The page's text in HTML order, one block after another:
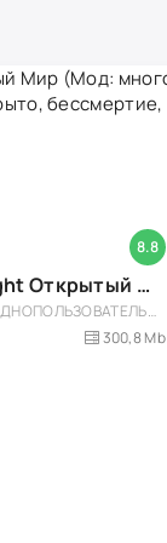
8.8
Toilet Fight Открытый Мир (Мод: много чипов, денег, все открыто, бессмертие, урон, 50+ читов)
АРКАДЫ / ОДНОПОЛЬЗОВАТЕЛЬСКИЕ / ОФЛАЙН / МОД / РОЛЕВЫЕ / ШУТЕРЫ / ОТКРЫТЫЙ МИР / ВСТРОЕННЫЙ КЕШ / 3D / ЭКШЕНЫ / ТУАЛЕТНЫЕ ВОЙНЫ / ДЛЯ ДЕТЕЙ
300,8 Mb